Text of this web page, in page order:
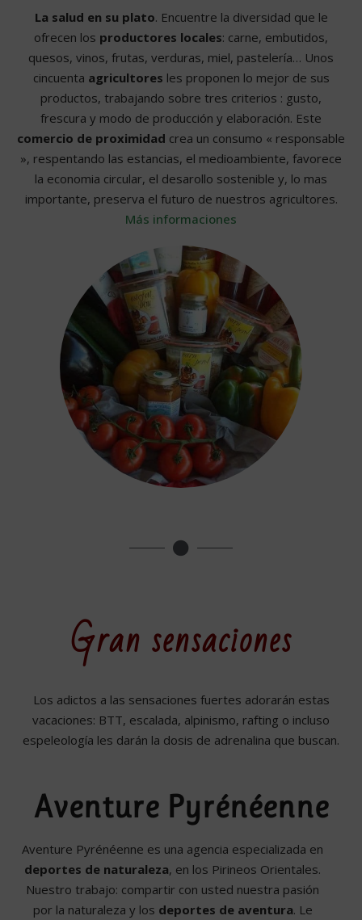
La salud en su plato. Encuentre la diversidad que le
ofrecen los productores locales: carne, embutidos,
quesos, vinos, frutas, verduras, miel, pastelería… Unos
cincuenta agricultores les proponen lo mejor de sus
productos, trabajando sobre tres criterios : gusto,
frescura y modo de producción y elaboración. Este
comercio de proximidad crea un consumo « responsable
», respentando las estancias, el medioambiente, favorece
la economia circular, el desarollo sostenible y, lo mas
importante, preserva el futuro de nuestros agricultores.
Más informaciones
Gran sensaciones
Los adictos a las sensaciones fuertes adorarán estas
vacaciones: BTT, escalada, alpinismo, rafting o incluso
espeleología les darán la dosis de adrenalina que buscan.
Aventure Pyrénéenne
Aventure Pyrénéenne es una agencia especializada en
deportes de naturaleza, en los Pirineos Orientales.
Nuestro trabajo: compartir con usted nuestra pasión
por la naturaleza y los deportes de aventura. Le